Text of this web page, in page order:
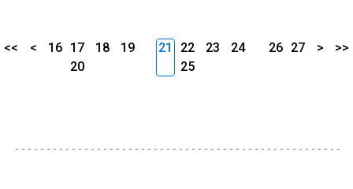
<< < 16 17 18
19
20
21 22 23
24
25
26 27 > >>